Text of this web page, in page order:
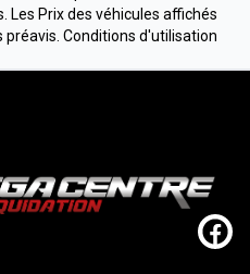
Les Prix des véhicules affichés
Conditions d'utilisation